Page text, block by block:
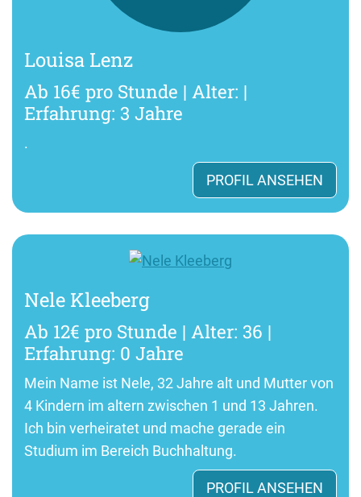
Louisa Lenz
Ab 16€ pro Stunde | Alter: |
Erfahrung: 3 Jahre
.
PROFIL ANSEHEN
Nele Kleeberg
Ab 12€ pro Stunde | Alter: 36 |
Erfahrung: 0 Jahre
Mein Name ist Nele, 32 Jahre alt und Mutter von
4 Kindern im altern zwischen 1 und 13 Jahren.
Ich bin verheiratet und mache gerade ein
Studium im Bereich Buchhaltung.
PROFIL ANSEHEN